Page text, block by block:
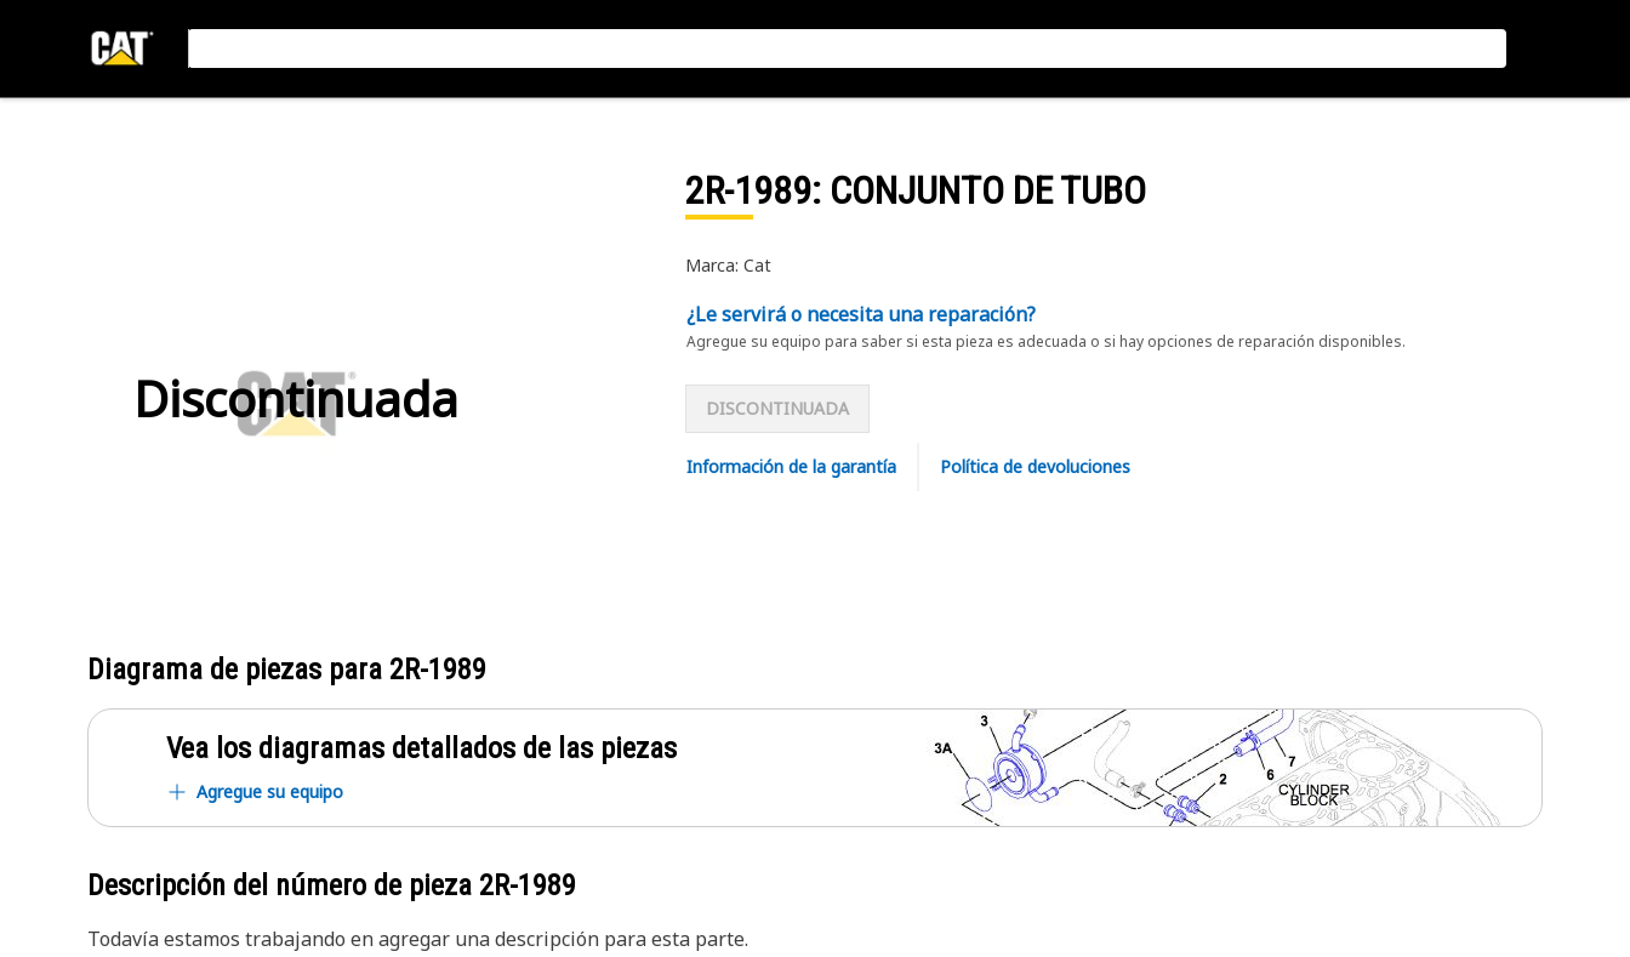
Discontinuada
2R-1989: CONJUNTO DE TUBO
Marca: Cat
¿Le servirá o necesita una reparación?
Agregue su equipo para saber si esta pieza es adecuada o si hay opciones de reparación disponibles.
DISCONTINUADA
Información de la garantía Política de devoluciones
Diagrama de piezas para 2R-1989
Vea los diagramas detallados de las piezas
Agregue su equipo
Descripción del número de pieza 2R-1989
Todavía estamos trabajando en agregar una descripción para esta parte.